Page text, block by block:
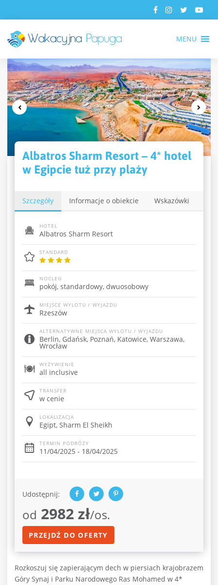
MENU
Albatros Sharm Resort – 4* hotel
w Egipcie tuż przy plaży
Szczegóły Informacje o obiekcie Wskazówki
HOTEL
Albatros Sharm Resort
STANDARD
NOCLEG
pokój, standardowy, dwuosobowy
MIEJSCE WYLOTU / WYJAZDU
Rzeszów
ALTERNATYWNE MIEJSCA WYLOTU / WYJAZDU
Berlin, Gdańsk, Poznań, Katowice, Warszawa,
Wrocław
WYŻYWIENIE
all inclusive
TRANSFER
w cenie
LOKALIZACJA
Egipt, Sharm El Sheikh
TERMIN PODRÓŻY
11/04/2025 - 18/04/2025
Udostępnij:
od 2982 zł/os.
PRZEJDŹ DO OFERTY
Rozkoszuj się zapierającym dech w piersiach krajobrazem
Góry Synaj i Parku Narodowego Ras Mohamed w 4*